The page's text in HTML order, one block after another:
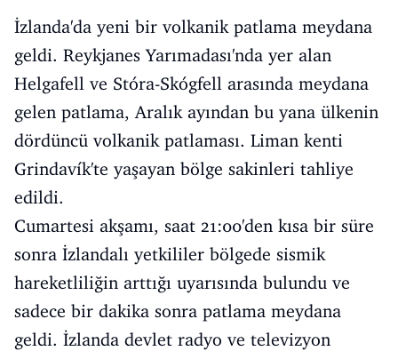
İzlanda'da yeni bir volkanik patlama meydana
geldi. Reykjanes Yarımadası'nda yer alan
Helgafell ve Stóra-Skógfell arasında meydana
gelen patlama, Aralık ayından bu yana ülkenin
dördüncü volkanik patlaması. Liman kenti
Grindavík'te yaşayan bölge sakinleri tahliye
edildi.
Cumartesi akşamı, saat 21:00'den kısa bir süre
sonra İzlandalı yetkililer bölgede sismik
hareketliliğin arttığı uyarısında bulundu ve
sadece bir dakika sonra patlama meydana
geldi. İzlanda devlet radyo ve televizyon